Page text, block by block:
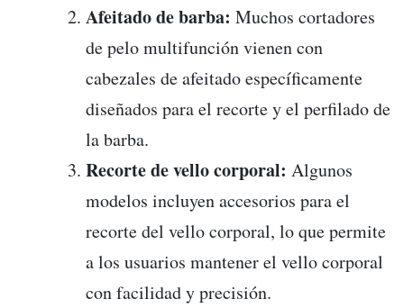
Afeitado de barba: Muchos cortadores
de pelo multifunción vienen con
cabezales de afeitado específicamente
diseñados para el recorte y el perfilado de
la barba.
Recorte de vello corporal: Algunos
modelos incluyen accesorios para el
recorte del vello corporal, lo que permite
a los usuarios mantener el vello corporal
con facilidad y precisión.